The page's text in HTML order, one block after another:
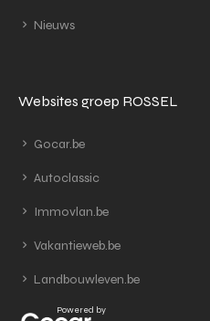
Nieuws
Websites groep ROSSEL
Gocar.be
Autoclassic
Immovlan.be
Vakantieweb.be
Landbouwleven.be
Powered by